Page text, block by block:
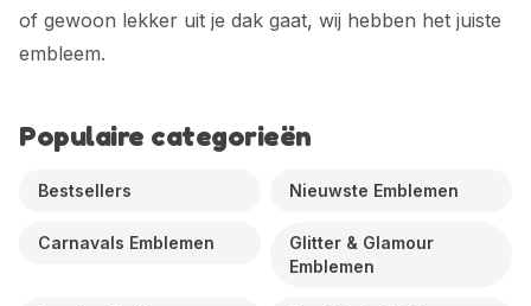
of gewoon lekker uit je dak gaat, wij hebben het juiste
embleem.
Populaire categorieën
Bestsellers Nieuwste Emblemen
Carnavals Emblemen
Glitter & Glamour
Emblemen